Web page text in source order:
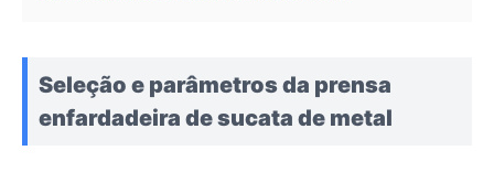
Seleção e parâmetros da prensa
enfardadeira de sucata de metal